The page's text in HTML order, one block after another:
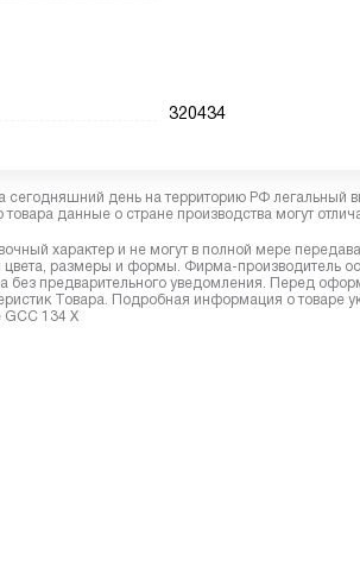
320434
день на территорию РФ легальный
данные о стране производства могут
характер и не могут в полной мере
размеры и формы. Фирма-производитель
без предварительного уведомления. Перед
Товара. Подробная информация о товаре
GCC 134 X